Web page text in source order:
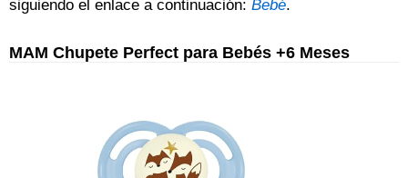
siguiendo el enlace a continuación: Bebé.
MAM Chupete Perfect para Bebés +6 Meses